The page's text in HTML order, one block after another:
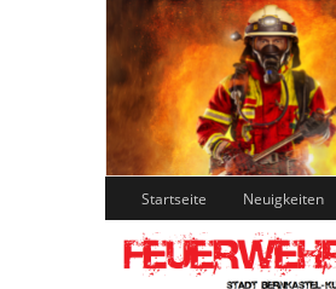
Skip
to
content
Startseite Neuigkeiten